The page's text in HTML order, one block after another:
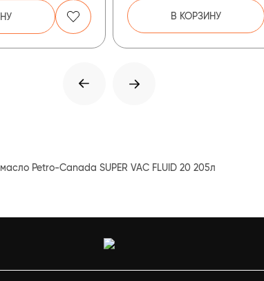
В КОРЗИНУ
Petro-Canada SUPER VAC FLUID 20 205л